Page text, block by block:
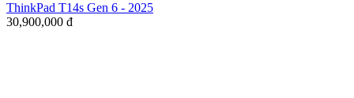
ThinkPad T14s Gen 6 - 2025
30,900,000 đ